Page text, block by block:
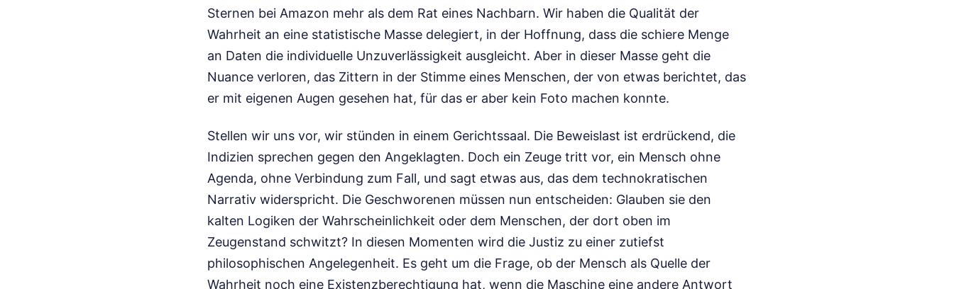
Sternen bei Amazon mehr als dem Rat eines Nachbarn. Wir haben die Qualität der
Wahrheit an eine statistische Masse delegiert, in der Hoffnung, dass die schiere Menge
an Daten die individuelle Unzuverlässigkeit ausgleicht. Aber in dieser Masse geht die
Nuance verloren, das Zittern in der Stimme eines Menschen, der von etwas berichtet, das
er mit eigenen Augen gesehen hat, für das er aber kein Foto machen konnte.
Stellen wir uns vor, wir stünden in einem Gerichtssaal. Die Beweislast ist erdrückend, die
Indizien sprechen gegen den Angeklagten. Doch ein Zeuge tritt vor, ein Mensch ohne
Agenda, ohne Verbindung zum Fall, und sagt etwas aus, das dem technokratischen
Narrativ widerspricht. Die Geschworenen müssen nun entscheiden: Glauben sie den
kalten Logiken der Wahrscheinlichkeit oder dem Menschen, der dort oben im
Zeugenstand schwitzt? In diesen Momenten wird die Justiz zu einer zutiefst
philosophischen Angelegenheit. Es geht um die Frage, ob der Mensch als Quelle der
Wahrheit noch eine Existenzberechtigung hat, wenn die Maschine eine andere Antwort